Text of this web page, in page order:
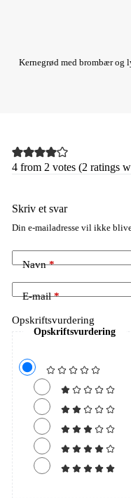
Kernegrød med brombær og
4 from 2 votes (2 ratings
Skriv et svar
Din e-mailadresse vil ikke
Navn*
E-mail*
Opskriftsvurdering
Opskriftsvurdering